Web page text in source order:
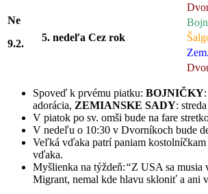
Ne
9.2.
5. nedeľa Cez rok
Spoveď k prvému piatku: BOJNIČKY
adorácia, ZEMIANSKE SADY:
V piatok po sv. omši bude na fare
V nedeľu o 10:30 v Dvorníkoch bude
Veľká vďaka patrí paniam
vďaka.
Myšlienka na týždeň:“Z USA sa musia
Migrant, nemal kde hlavu skloniť a